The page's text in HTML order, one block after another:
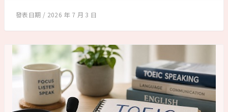
2026 年 7 月 3 日